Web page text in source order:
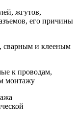
жгутов,
его причины
сварным и клееным
к проводам,
монтажу